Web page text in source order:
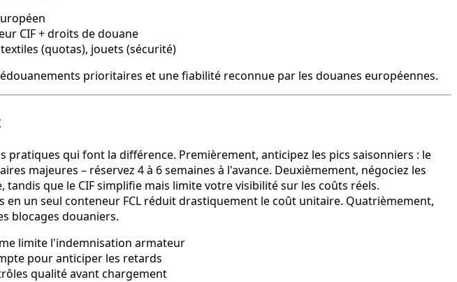
CIF + droits de douane
(quotas), jouets (sécurité)
prioritaires et une fiabilité reconnue par les douanes européennes.
qui font la différence. Premièrement, anticipez les pics saisonniers : le
majeures – réservez 4 à 6 semaines à l'avance. Deuxièmement, négociez les
que le CIF simplifie mais limite votre visibilité sur les coûts réels.
un seul conteneur FCL réduit drastiquement le coût unitaire. Quatrièmement,
blocages douaniers.
limite l'indemnisation armateur
pour anticiper les retards
qualité avant chargement